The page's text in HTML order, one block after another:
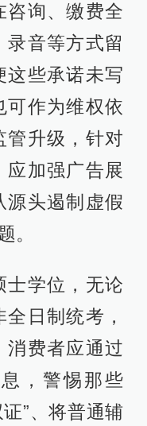
咨询、缴费全
音等方式留
这些承诺未写
可作为维权依
管升级，针对
应加强广告展
源头遏制虚假
。
士学位，无论
日制统考，
消费者应通过
，警惕那些
”、将普通辅